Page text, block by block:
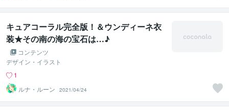
キュアコーラル完全版！＆ウンディーネ衣
装★その南の海の宝石は…♪
コンテンツ
デザイン・イラスト
1
ルナ・ルーン
2021/04/24